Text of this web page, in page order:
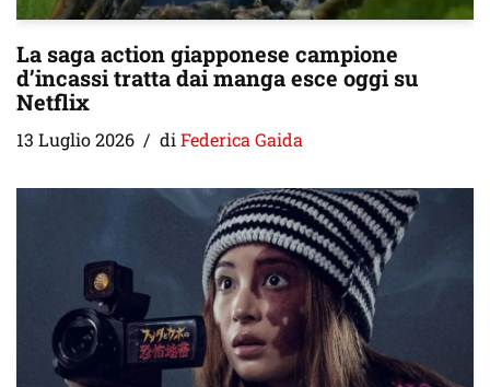
La saga action giapponese campione
d’incassi tratta dai manga esce oggi su
Netflix
13 Luglio 2026 diFederica Gaida